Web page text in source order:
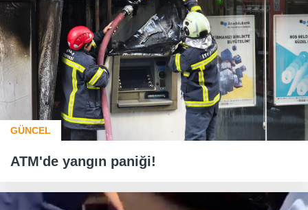
GÜNCEL
ATM'de yangın paniği!